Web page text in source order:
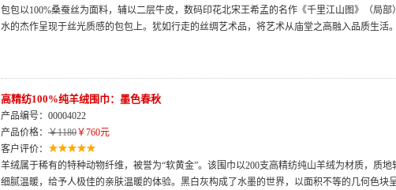
包包以100%桑蚕丝为面料，辅以二层牛皮，数码印花北宋王希孟的名作《千里江山图》（局部
水的杰作呈现于丝光质感的包包上。犹如行走的丝绸艺术品，将艺术从庙堂之高融入品质生活。
高精纺100%纯羊绒围巾：墨色春秋
产品编号：00004022
产品价格： ￥1180￥760元
客户评价：
羊绒属于稀有的特种动物纤维，被誉为“软黄金”。该围巾以200支高精纺纯山羊绒为材质，质地
细腻温暖，给予人极佳的亲肤温暖的体验。黑白灰构成了水墨的世界，以面积不等的几何色块